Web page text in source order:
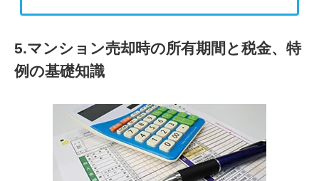
5.マンション売却時の所有期間と税金、特
例の基礎知識